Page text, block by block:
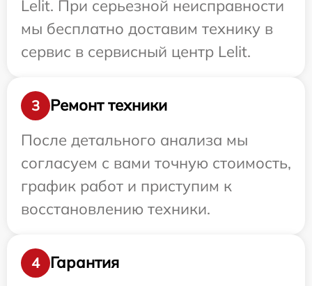
Lelit. При серьезной неисправности
мы бесплатно доставим технику в
сервис в сервисный центр Lelit.
3
Ремонт техники
После детального анализа мы
согласуем с вами точную стоимость,
график работ и приступим к
восстановлению техники.
4
Гарантия